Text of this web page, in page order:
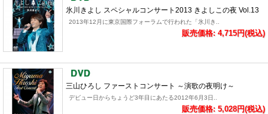
氷川きよし スペシャルコンサート2013 きよしこの夜 Vol.13
2013年12月に東京国際フォーラムで行われた「氷川き..
販売価格: 4,715円(税込)
三山ひろし ファーストコンサート ～演歌の夜明け～
デビュー日からちょうど3年目にあたる2012年6月3日..
販売価格: 5,028円(税込)